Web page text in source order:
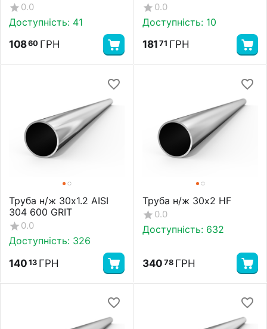
0.0
Доступність: 41
10860 ГРН
0.0
Доступність: 10
181 71 ГРН
Труба н/ж 30х1.2 AISI
304 600 GRIT
0.0
Доступність: 326
140 13 ГРН
Труба н/ж 30х2 HF
0.0
Доступність: 632
340 78 ГРН